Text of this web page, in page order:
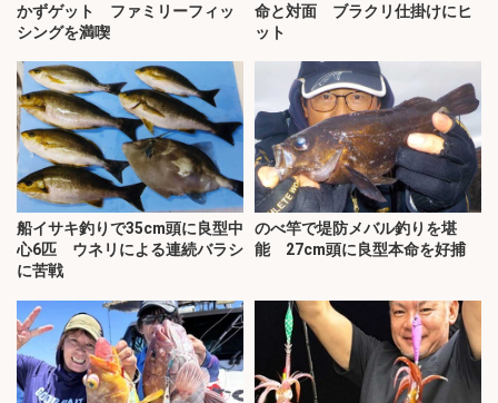
かずゲット ファミリーフィッ
シングを満喫
命と対面 ブラクリ仕掛けにヒ
ット
船イサキ釣りで35cm頭に良型中
心6匹 ウネリによる連続バラシ
に苦戦
のべ竿で堤防メバル釣りを堪
能 27cm頭に良型本命を好捕